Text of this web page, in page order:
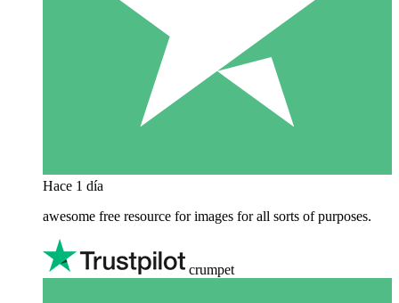
Hace 1 día
awesome free resource for images for all sorts of purposes.
crumpet